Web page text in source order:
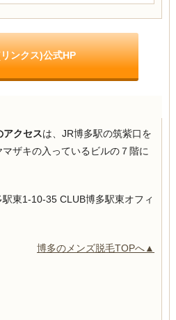
ンクス)公式HP
アクセスは、JR博多駅の筑紫口を
ザキの入っているビルの７階に
東1-10-35 CLUB博多駅東オフィ
博多のメンズ脱毛TOPへ▲